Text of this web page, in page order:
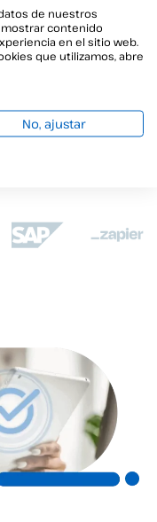
en servicios
firmar
y rápida.
o ERP?
de nuestros
contenido
en el sitio web.
que utilizamos, abre
No, ajustar